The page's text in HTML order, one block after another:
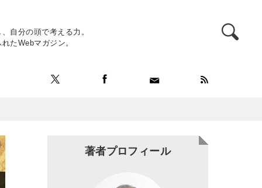
自分の頭で考える力。
たWebマガジン。
著者プロフィール